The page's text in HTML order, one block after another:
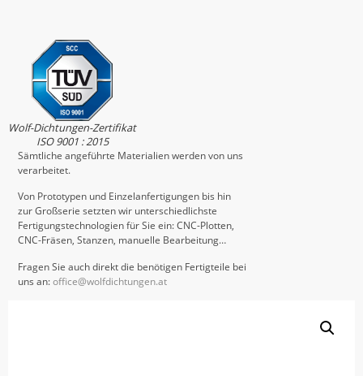
Wolf-Dichtungen-Zertifikat
ISO 9001 : 2015
Sämtliche angeführte Materialien werden von uns
verarbeitet.
Von Prototypen und Einzelanfertigungen bis hin
zur Großserie setzten wir unterschiedlichste
Fertigungstechnologien für Sie ein: CNC-Plotten,
CNC-Fräsen, Stanzen, manuelle Bearbeitung…
Fragen Sie auch direkt die benötigen Fertigteile bei
uns an:office@wolfdichtungen.at